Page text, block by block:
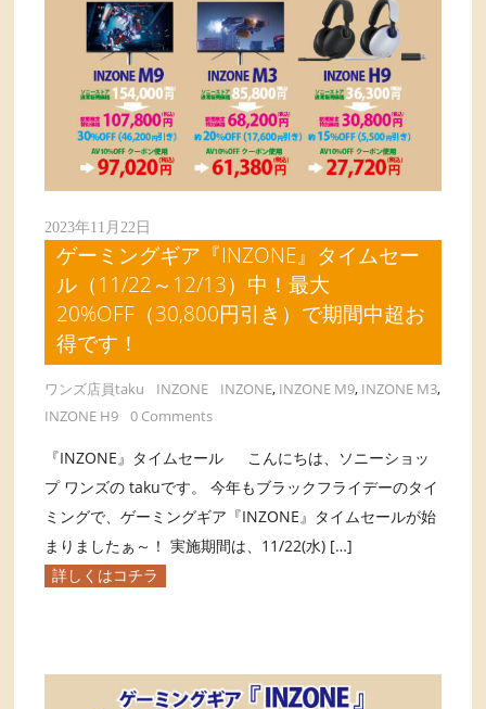
2023年11月22日
ゲーミングギア『INZONE』タイムセー
ル（11/22～12/13）中！最大
20%OFF（30,800円引き）で期間中超お
得です！
ワンズ店員taku INZONE INZONE, INZONE M9, INZONE M3,
INZONE H9
0 Comments
『INZONE』タイムセール こんにちは、ソニーショッ
プ ワンズの takuです。 今年もブラックフライデーのタイ
ミングで、ゲーミングギア『INZONE』タイムセールが始
まりましたぁ～！ 実施期間は、11/22(水) […]
詳しくはコチラ